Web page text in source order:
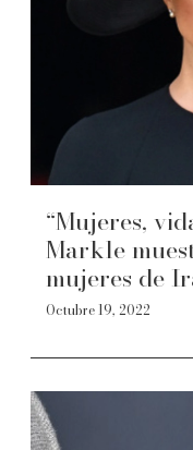
“Mujeres,
Markle
mujeres de
Octubre 19, 2022